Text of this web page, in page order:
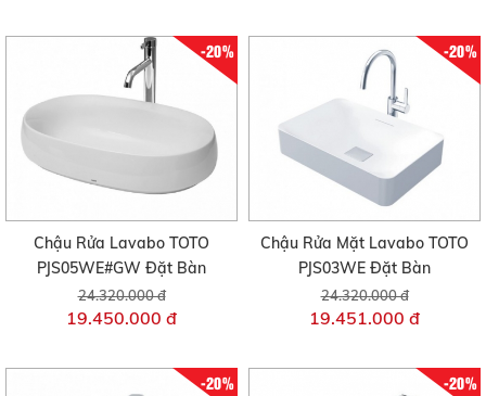
-20%
Chậu Rửa Lavabo TOTO
PJS05WE#GW Đặt Bàn
24.320.000 đ
19.450.000 đ
-20%
Chậu Rửa Mặt Lavabo TOTO
PJS03WE Đặt Bàn
24.320.000 đ
19.451.000 đ
-20% -20%